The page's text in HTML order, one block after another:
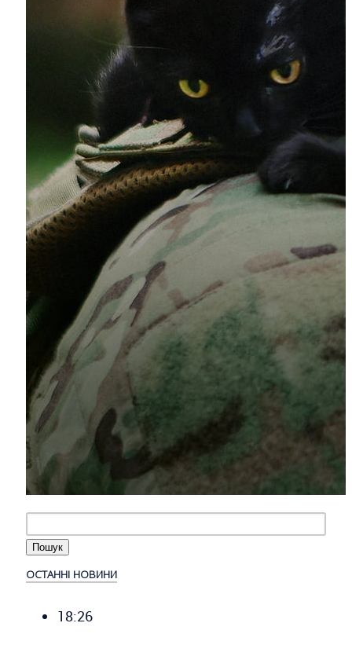
ОСТАННІ НОВИНИ
18:26